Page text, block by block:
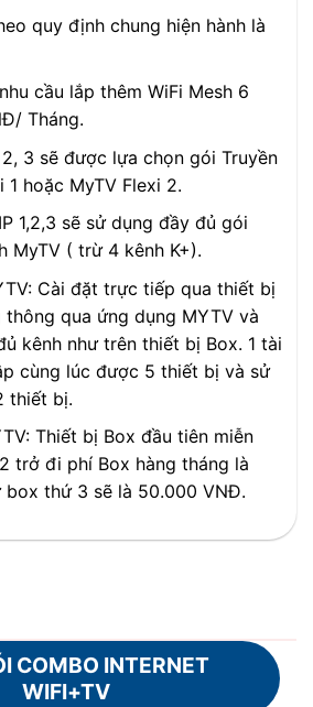
quy định chung hiện hành là
cầu lắp thêm WiFi Mesh 6
Tháng.
2, 3 sẽ được lựa chọn gói Truyền
1 hoặc MyTV Flexi 2.
1,2,3 sẽ sử dụng đầy đủ gói
MyTV ( trừ 4 kênh K+).
Cài đặt trực tiếp qua thiết bị
thông qua ứng dụng MYTV và
kênh như trên thiết bị Box. 1 tài
cùng lúc được 5 thiết bị và sử
thiết bị.
Thiết bị Box đầu tiên miễn
trở đi phí Box hàng tháng là
thứ 3 sẽ là 50.000 VNĐ.
COMBO INTERNET
WIFI+TV